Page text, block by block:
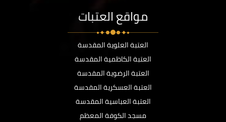
مواقع العتبات
العتبة العلوية المقدسة
العتبة الكاظمية المقدسة
العتبة الرضوية المقدسة
العتبة العسكرية المقدسة
العتبة العباسية المقدسة
مسجد الكوفة المعظم